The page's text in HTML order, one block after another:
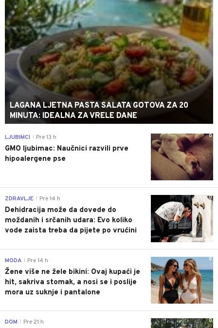
LAGANA LJETNA PASTA SALATA GOTOVA ZA 20
MINUTA: IDEALNA ZA VRELE DANE
0
LJUBIMCI Pre 13 h
GMO ljubimac: Naučnici razvili prve
hipoalergene pse
0
ZDRAVLJE Pre 14 h
Dehidracija može da dovede do
moždanih i srčanih udara: Evo koliko
vode zaista treba da pijete po vrućini
0
MODA Pre 14 h
Žene više ne žele bikini: Ovaj kupaći je
hit, sakriva stomak, a nosi se i poslije
mora uz suknje i pantalone
0
DOM Pre 21 h